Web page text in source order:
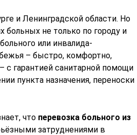
и Ленинградской области. Но
больных не только по городу и
или инвалида-
– быстро, комфортно,
с гарантией санитарной помощи
пункта назначения, переноски
что перевозка больного из
затруднениями в